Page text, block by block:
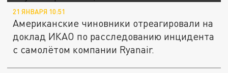
21 ЯНВАРЯ 10:51
Американские чиновники отреагировали на
доклад ИКАО по расследованию инцидента
с самолётом компании Ryanair.